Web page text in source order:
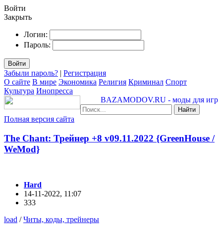
Войти
Закрыть
Логин:
Пароль:
Войти
Забыли пароль? | Регистрация
О сайте В мире Экономика Религия Криминал Спорт
Культура Инопресса
BAZAMODOV.RU - моды для игр
Найти
Полная версия сайта
The Chant: Трейнер +8 v09.11.2022 {GreenHouse /
WeMod}
Hard
14-11-2022, 11:07
333
load /Читы, коды, трейнеры